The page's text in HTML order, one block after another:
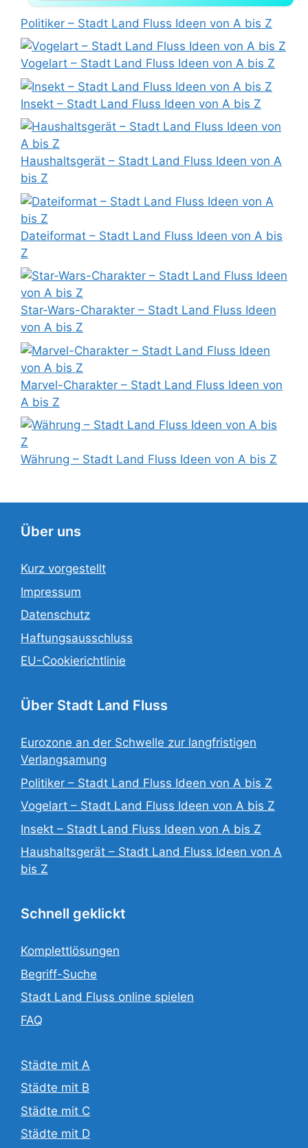
Politiker – Stadt Land Fluss Ideen von A bis Z
Vogelart – Stadt Land Fluss Ideen von A bis Z
Insekt – Stadt Land Fluss Ideen von A bis Z
Haushaltsgerät – Stadt Land Fluss Ideen von A
bis Z
Dateiformat – Stadt Land Fluss Ideen von A bis
Z
Star-Wars-Charakter – Stadt Land Fluss Ideen
von A bis Z
Marvel-Charakter – Stadt Land Fluss Ideen von
A bis Z
Währung – Stadt Land Fluss Ideen von A bis Z
Über uns
Kurz vorgestellt
Impressum
Datenschutz
Haftungsausschluss
EU-Cookierichtlinie
Über Stadt Land Fluss
Eurozone an der Schwelle zur langfristigen
Verlangsamung
Politiker – Stadt Land Fluss Ideen von A bis Z
Vogelart – Stadt Land Fluss Ideen von A bis Z
Insekt – Stadt Land Fluss Ideen von A bis Z
Haushaltsgerät – Stadt Land Fluss Ideen von A
bis Z
Schnell geklickt
Komplettlösungen
Begriff-Suche
Stadt Land Fluss online spielen
FAQ
Städte mit A
Städte mit B
Städte mit C
Städte mit D